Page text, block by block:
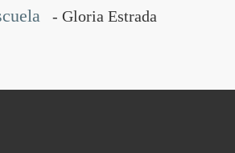
- Gloria Estrada